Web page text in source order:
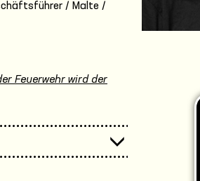
/ Malte /
Feuerwehr wird der